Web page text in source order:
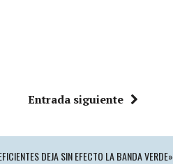
Entrada siguiente
DEJA SIN EFECTO LA BANDA VERDE»